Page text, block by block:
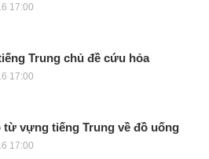
17:00
Trung chủ đề cứu hỏa
17:00
từ vựng tiếng Trung về đồ uống
17:00